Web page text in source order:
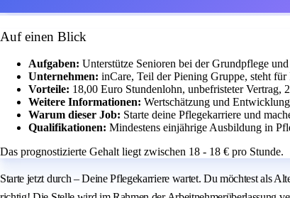
Auf einen Blick
Aufgaben: Unterstütze Senioren bei der Grundpflege
Unternehmen: inCare, Teil der Piening Gruppe, steht
Vorteile: 18,00 Euro Stundenlohn, unbefristeter Vertrag,
Weitere Informationen: Wertschätzung und
Warum dieser Job: Starte deine Pflegekarriere und
Qualifikationen: Mindestens einjährige Ausbildung in
Das prognostizierte Gehalt liegt zwischen 18 - 18 € pro Stunde.
Starte jetzt durch – Deine Pflegekarriere wartet. Du möchtest als